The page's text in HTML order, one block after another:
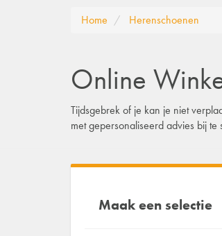
Home Herenschoenen
Online
Tijdsgebrek of je kan je niet
met gepersonaliseerd advies bij
Maak een selectie